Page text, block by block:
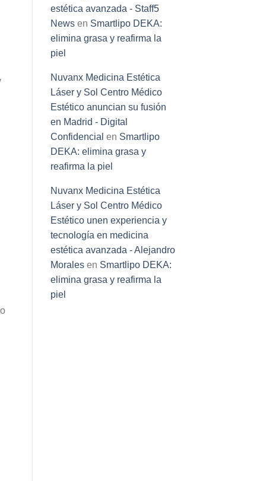
estética avanzada - Staff5
Newsen Smartlipo DEKA:
elimina grasa y reafirma la
piel
Nuvanx Medicina Estética
Láser y Sol Centro Médico
Estético anuncian su fusión
en Madrid - Digital
Confidencial en Smartlipo
DEKA: elimina grasa y
reafirma la piel
Nuvanx Medicina Estética
Láser y Sol Centro Médico
Estético unen experiencia y
tecnología en medicina
estética avanzada - Alejandro
Moralesen Smartlipo DEKA:
elimina grasa y reafirma la
piel